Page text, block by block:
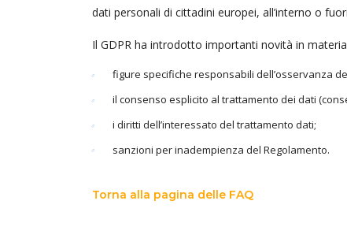
dati personali di cittadini europei, all’interno o
Il GDPR ha introdotto importanti novità in
figure specifiche responsabili dell’osservanza
il consenso esplicito al trattamento dei dati
i diritti dell’interessato del trattamento dati;
sanzioni per inadempienza del Regolamento.
Torna alla pagina delle FAQ